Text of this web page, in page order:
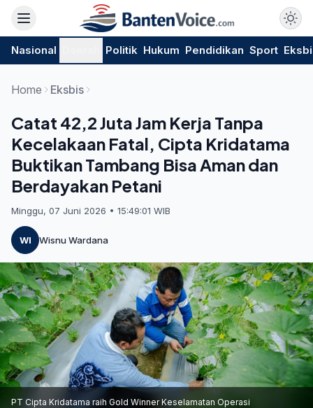
Nasional Politik Hukum Pendidikan Sport
Home Eksbis
Catat 42,2 Juta Jam Kerja Tanpa
Kecelakaan Fatal, Cipta Kridatama
Buktikan Tambang Bisa Aman dan
Berdayakan Petani
Minggu, 07 Juni 2026 • 15:49:01 WIB
WI Wisnu Wardana
PT Cipta Kridatama raih Gold Winner Keselamatan Operasi